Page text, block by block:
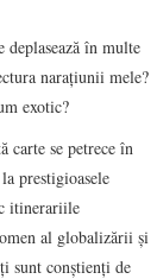
în multe
naraţiunii mele?
exotic?
carte se petrece în
prestigioasele
itinerariile
al globalizării şi
sunt conştienţi de